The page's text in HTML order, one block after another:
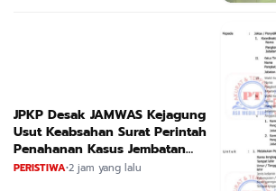
JPKP Desak JAMWAS Kejagung
Usut Keabsahan Surat Perintah
Penahanan Kasus Jembatan
CIRAUCI II
PERISTIWA•2 jam yang lalu